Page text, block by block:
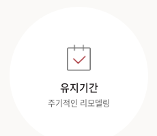
유지기간
주기적인 리모델링